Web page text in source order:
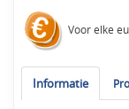
Voor elke
Informatie